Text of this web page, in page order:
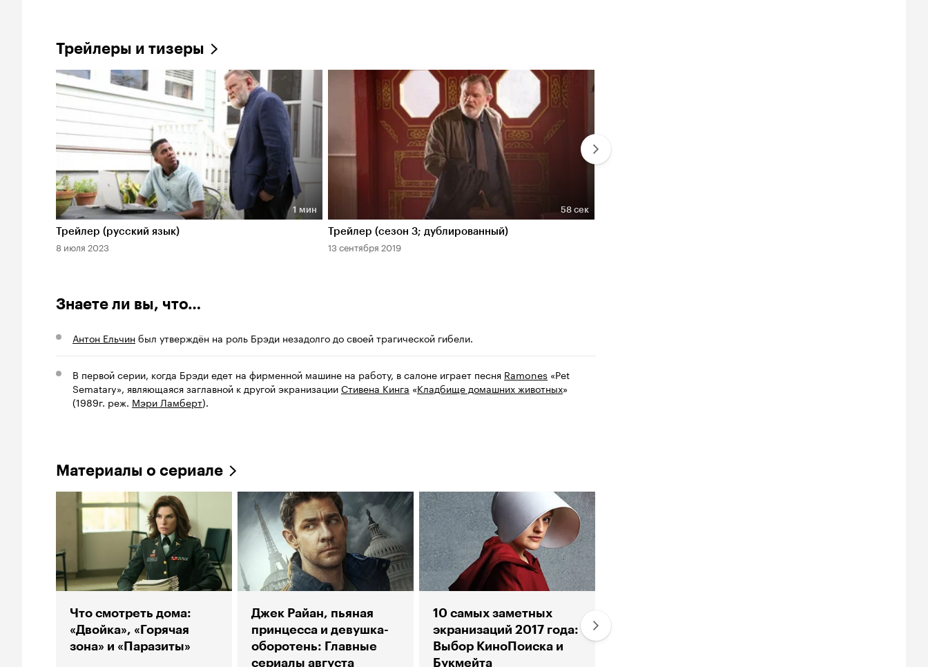
Трейлеры и тизеры
Длительность 1 мин
1 мин
Трейлер (русский язык)
8 июля 2023
Длительность 58 сек
58 сек
Трейлер (сезон 3; дублированный)
13 сентября 2019
Знаете ли вы, что…
Антон Ельчинбыл утверждён на роль Брэди незадолго до своей трагической гибели.
В первой серии, когда Брэди едет на фирменной машине на работу, в салоне играет песня Ramones «Pet
Sematary», являющаяся заглавной к другой экранизацииСтивена Кинга «Кладбище домашних животных»
(1989г. реж. Мэри Ламберт).
Материалы о сериале
Что смотреть дома:
«Двойка», «Горячая
зона» и «Паразиты»
Джек Райан, пьяная
принцесса и девушка-
оборотень: Главные
сериалы августа
10 самых заметных
экранизаций 2017 года:
Выбор КиноПоиска и
Букмейта